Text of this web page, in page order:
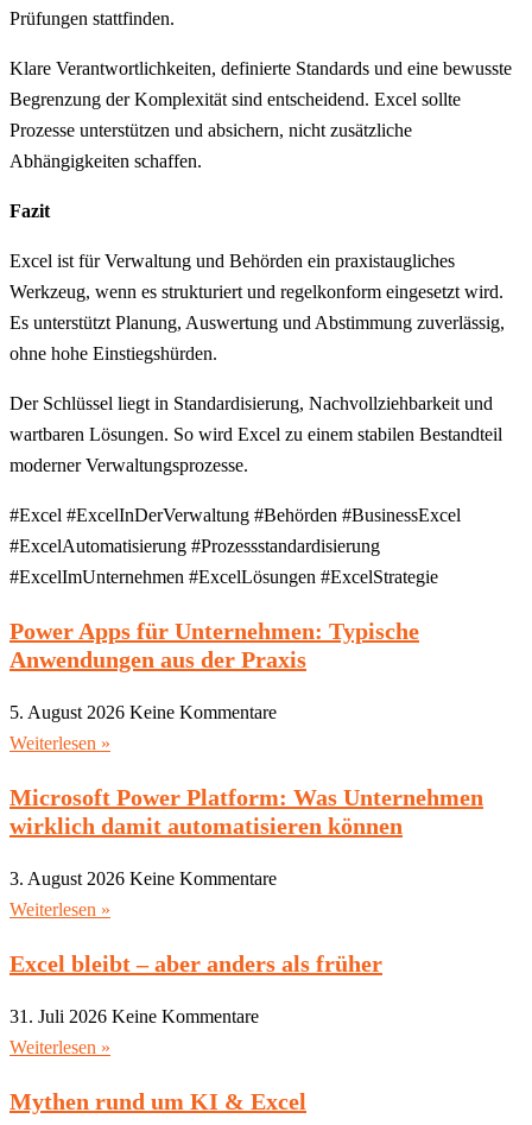
Prüfungen stattfinden.
Klare Verantwortlichkeiten, definierte Standards und eine bewusste
Begrenzung der Komplexität sind entscheidend. Excel sollte
Prozesse unterstützen und absichern, nicht zusätzliche
Abhängigkeiten schaffen.
Fazit
Excel ist für Verwaltung und Behörden ein praxistaugliches
Werkzeug, wenn es strukturiert und regelkonform eingesetzt wird.
Es unterstützt Planung, Auswertung und Abstimmung zuverlässig,
ohne hohe Einstiegshürden.
Der Schlüssel liegt in Standardisierung, Nachvollziehbarkeit und
wartbaren Lösungen. So wird Excel zu einem stabilen Bestandteil
moderner Verwaltungsprozesse.
#Excel #ExcelInDerVerwaltung #Behörden #BusinessExcel
#ExcelAutomatisierung #Prozessstandardisierung
#ExcelImUnternehmen #ExcelLösungen #ExcelStrategie
Power Apps für Unternehmen: Typische
Anwendungen aus der Praxis
5. August 2026 Keine Kommentare
Weiterlesen »
Microsoft Power Platform: Was Unternehmen
wirklich damit automatisieren können
3. August 2026 Keine Kommentare
Weiterlesen »
Excel bleibt – aber anders als früher
31. Juli 2026 Keine Kommentare
Weiterlesen »
Mythen rund um KI & Excel